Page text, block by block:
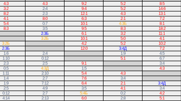
4:3 4:3 9:2 5:2 8:5
3:2 2:4 9:4 5:2 14:6
8:2 2:3 12:1 4:3 13:1
4:1 8:0 6:3 2:1 7:2
5:4 0:7 10:1 4:3Б 8:1
8:3 3:5 9:5 8:3 18:2
2:3Б 6:1 3:2 11:1
3:2Б 10:1 5:0 4:1
3:2Б 4:2 5:2 10:2
2:3Б 12:0 3:4Д 7:2
1:6 2:4 1:9 4:5
1:10 0:12 5:1 6:7
2:3 2:5 9:1 3:4
0:5 4:3Д 1:5 4:3
1:11 2:10 5:4 4:3
1:4 2:7 7:6 3:4
1:9 7:12 6:4 2:1 3:4Д
2:5 4:9 3:5 4:1 3:4
0:12 2:7 5:4Б 0:2 4:2
4:14 2:13 6:0 2:8 5:1